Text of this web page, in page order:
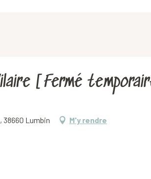
[Fermé
38660 Lumbin
M'y rendre